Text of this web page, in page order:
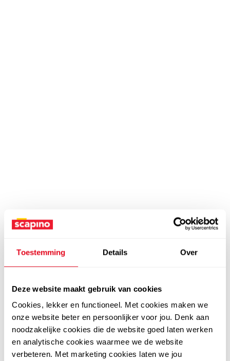
Toestemming Details Over
Deze website maakt gebruik van cookies
Cookies, lekker en functioneel. Met cookies maken we
onze website beter en persoonlijker voor jou. Denk aan
noodzakelijke cookies die de website goed laten werken
en analytische cookies waarmee we de website
verbeteren. Met marketing cookies laten we jou